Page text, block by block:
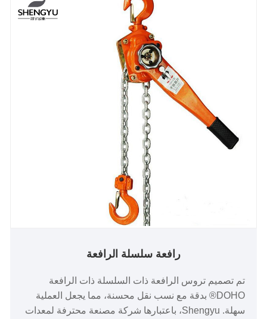
رافعة سلسلة الرافعة
تم تصميم تروس الرافعة ذات السلسلة ذات الرافعة
DOHO® بدقة مع نسب نقل محسنة، مما يجعل العملية
سهلة. Shengyu، باعتبارها شركة مصنعة محترفة لمعدات